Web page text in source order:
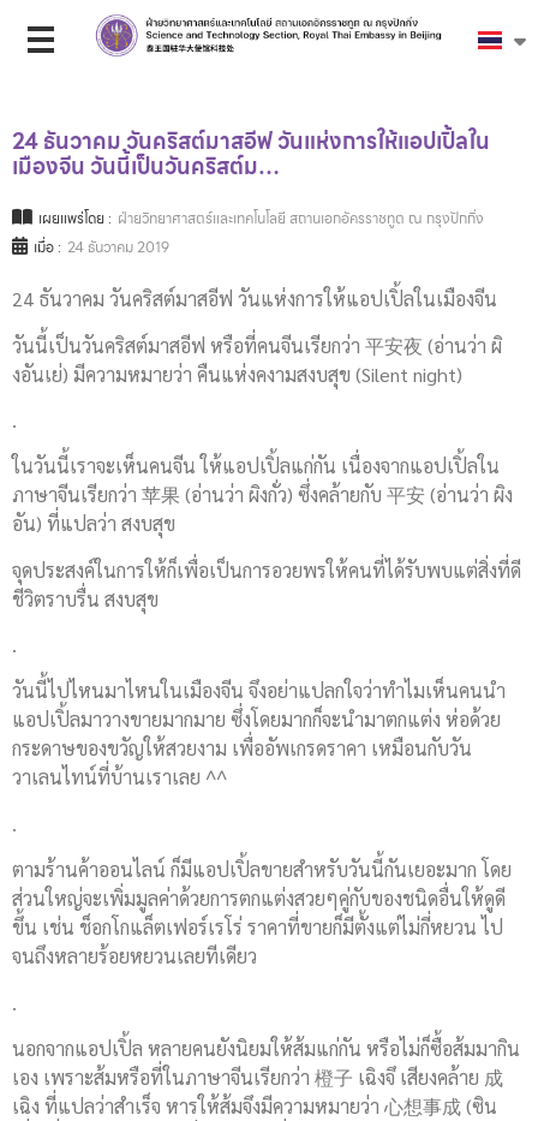
24 ธันวาคม วันคริสต์มาสอีฟ วันแห่งการให้แอปเปิ้ลใน
เมืองจีน วันนี้เป็นวันคริสต์ม…
เผยแพร่โดย : ฝ่ายวิทยาศาสตร์และเทคโนโลยี สถานเอกอัครราชทูต ณ กรุงปักกิ่ง
เมื่อ : 24 ธันวาคม 2019
24 ธันวาคม วันคริสต์มาสอีฟ วันแห่งการให้แอปเปิ้ลในเมืองจีน
วันนี้เป็นวันคริสต์มาสอีฟ หรือที่คนจีนเรียกว่า 平安夜 (อ่านว่า ผิ
งอันเย่) มีความหมายว่า คืนแห่งคงามสงบสุข (Silent night)
.
ในวันนี้เราจะเห็นคนจีน ให้แอปเปิ้ลแก่กัน เนื่องจากแอปเปิ้ลใน
ภาษาจีนเรียกว่า 苹果 (อ่านว่า ผิงกั่ว) ซึ่งคล้ายกับ 平安 (อ่านว่า ผิง
อัน) ที่แปลว่า สงบสุข
จุดประสงค์ในการให้ก็เพื่อเป็นการอวยพรให้คนที่ได้รับพบแต่สิ่งที่ดี
ชีวิตราบรื่น สงบสุข
.
วันนี้ไปไหนมาไหนในเมืองจีน จึงอย่าแปลกใจว่าทำไมเห็นคนนำ
แอปเปิ้ลมาวางขายมากมาย ซึ่งโดยมากก็จะนำมาตกแต่ง ห่อด้วย
กระดาษของขวัญให้สวยงาม เพื่ออัพเกรดราคา เหมือนกับวัน
วาเลนไทน์ที่บ้านเราเลย ^^
.
ตามร้านค้าออนไลน์ ก็มีแอปเปิ้ลขายสำหรับวันนี้กันเยอะมาก โดย
ส่วนใหญ่จะเพิ่มมูลค่าด้วยการตกแต่งสวยๆคู่กับของชนิดอื่นให้ดูดี
ขึ้น เช่น ช็อกโกแล็ตเฟอร์เรโร่ ราคาที่ขายก็มีตั้งแต่ไม่กี่หยวน ไป
จนถึงหลายร้อยหยวนเลยทีเดียว
.
นอกจากแอปเปิ้ล หลายคนยังนิยมให้ส้มแก่กัน หรือไม่ก็ซื้อส้มมากิน
เอง เพราะส้มหรือที่ในภาษาจีนเรียกว่า 橙子 เฉิงจึ เสียงคล้าย 成
เฉิง ที่แปลว่าสำเร็จ หารให้ส้มจึงมีความหมายว่า 心想事成 (ซิน